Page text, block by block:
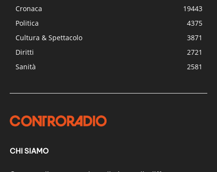
Cronaca
19443
Politica
4375
Cultura & Spettacolo
3871
Diritti
2721
Sanità
2581
CHI SIAMO